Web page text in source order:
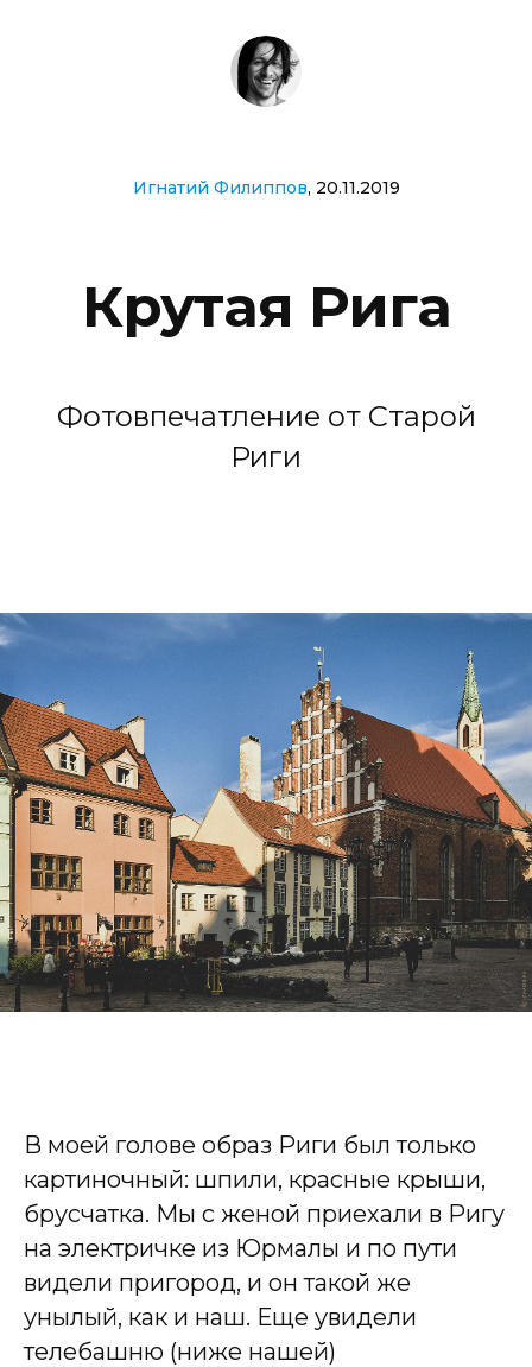
Игнатий Филиппов, 20.11.2019
Крутая Рига
Фотовпечатление от Старой
Риги
В моей голове образ Риги был только
картиночный: шпили, красные крыши,
брусчатка. Мы с женой приехали в Ригу
на электричке из Юрмалы и по пути
видели пригород, и он такой же
унылый, как и наш. Еще увидели
телебашню (ниже нашей)